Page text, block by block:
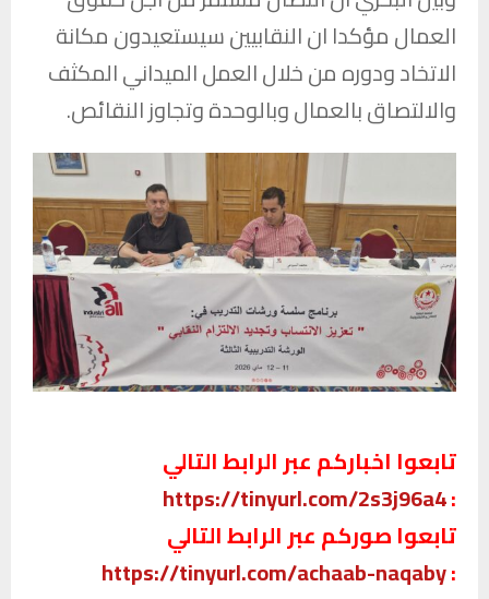
العمال مؤكدا ان النقابيين سيستعيدون مكانة
الاتخاد ودوره من خلال العمل الميداني المكثف
والالتصاق بالعمال وبالوحدة وتجاوز النقائص.
تابعوا اخباركم عبر الرابط التالي
:
https://tinyurl.com/2s3j96a4
تابعوا صوركم عبر الرابط التالي
:
https://tinyurl.com/achaab-naqaby